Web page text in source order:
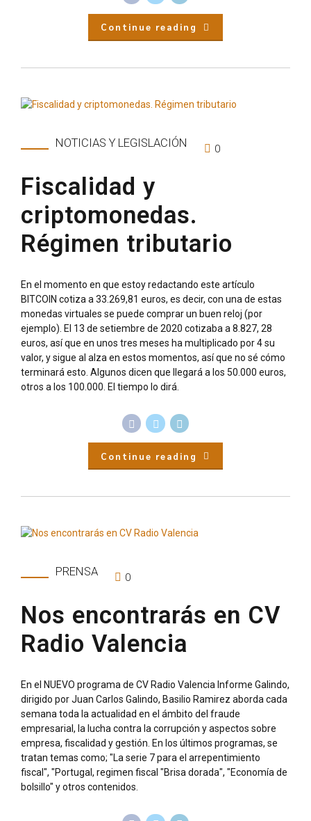
Continue reading
NOTICIAS Y LEGISLACIÓN 0
Fiscalidad y
criptomonedas.
Régimen tributario
En el momento en que estoy redactando este artículo
BITCOIN cotiza a 33.269,81 euros, es decir, con una de estas
monedas virtuales se puede comprar un buen reloj (por
ejemplo). El 13 de setiembre de 2020 cotizaba a 8.827, 28
euros, así que en unos tres meses ha multiplicado por 4 su
valor, y sigue al alza en estos momentos, así que no sé cómo
terminará esto. Algunos dicen que llegará a los 50.000 euros,
otros a los 100.000. El tiempo lo dirá.
Continue reading
PRENSA 0
Nos encontrarás en CV
Radio Valencia
En el NUEVO programa de CV Radio Valencia Informe Galindo,
dirigido por Juan Carlos Galindo, Basilio Ramirez aborda cada
semana toda la actualidad en el ámbito del fraude
empresarial, la lucha contra la corrupción y aspectos sobre
empresa, fiscalidad y gestión. En los últimos programas, se
tratan temas como; "La serie 7 para el arrepentimiento
fiscal", "Portugal, regimen fiscal "Brisa dorada", "Economía de
bolsillo" y otros contenidos.